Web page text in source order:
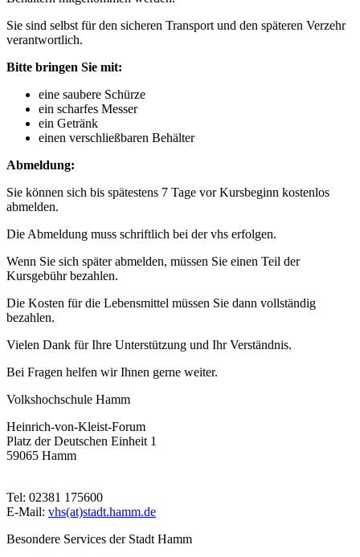
Sie sind selbst für den sicheren Transport und den späteren Verzehr
verantwortlich.
Bitte bringen Sie mit:
eine saubere Schürze
ein scharfes Messer
ein Getränk
einen verschließbaren Behälter
Abmeldung:
Sie können sich bis spätestens 7 Tage vor Kursbeginn kostenlos
abmelden.
Die Abmeldung muss schriftlich bei der vhs erfolgen.
Wenn Sie sich später abmelden, müssen Sie einen Teil der
Kursgebühr bezahlen.
Die Kosten für die Lebensmittel müssen Sie dann vollständig
bezahlen.
Vielen Dank für Ihre Unterstützung und Ihr Verständnis.
Bei Fragen helfen wir Ihnen gerne weiter.
Volkshochschule Hamm
Heinrich-von-Kleist-Forum
Platz der Deutschen Einheit 1
59065 Hamm
Tel: 02381 175600
E-Mail: vhs(at)stadt.hamm.de
Besondere Services der Stadt Hamm